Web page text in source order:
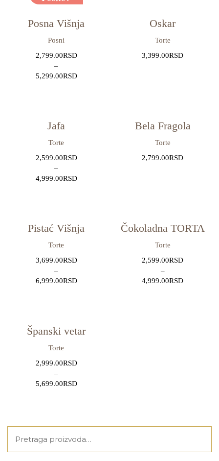
Posna Višnja
Posni
2,799.00RSD
–
5,299.00RSD
Oskar
Torte
3,399.00RSD
Jafa
Torte
2,599.00RSD
–
4,999.00RSD
Bela Fragola
Torte
2,799.00RSD
Pistać Višnja
Torte
3,699.00RSD
–
6,999.00RSD
Čokoladna TORTA
Torte
2,599.00RSD
–
4,999.00RSD
Španski vetar
Torte
2,999.00RSD
–
5,699.00RSD
za: